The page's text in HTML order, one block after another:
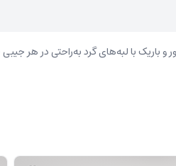
باریک با لبه‌های گرد به‌راحتی در هر